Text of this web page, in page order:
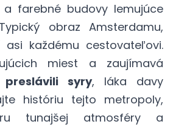
a farebné budovy lemujúce
obraz Amsterdamu,
každému cestovateľovi.
miest a zaujímavá
preslávili syry, láka davy
históriu tejto metropoly,
tunajšej atmosféry a